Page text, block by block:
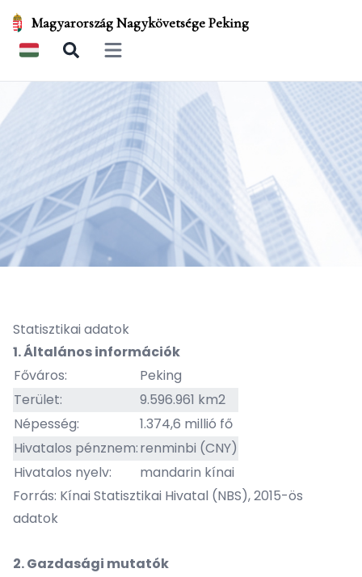
Magyarország Nagykövetsége Peking
Open main menu
Statisztikai adatok
1. Általános információk
Főváros:
Peking
Terület:
9.596.961 km2
Népesség:
1.374,6 millió fő
Hivatalos pénznem:renminbi (CNY)
Hivatalos nyelv:
mandarin kínai
Forrás: Kínai Statisztikai Hivatal (NBS), 2015-ös
adatok
2. Gazdasági mutatók